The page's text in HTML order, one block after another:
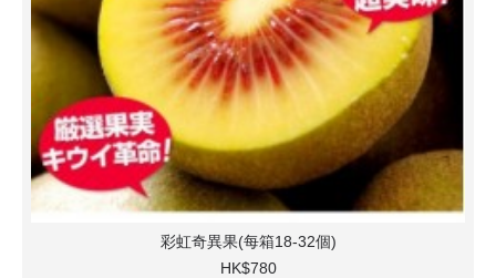
彩虹奇異果(每箱18-32個)
HK$780